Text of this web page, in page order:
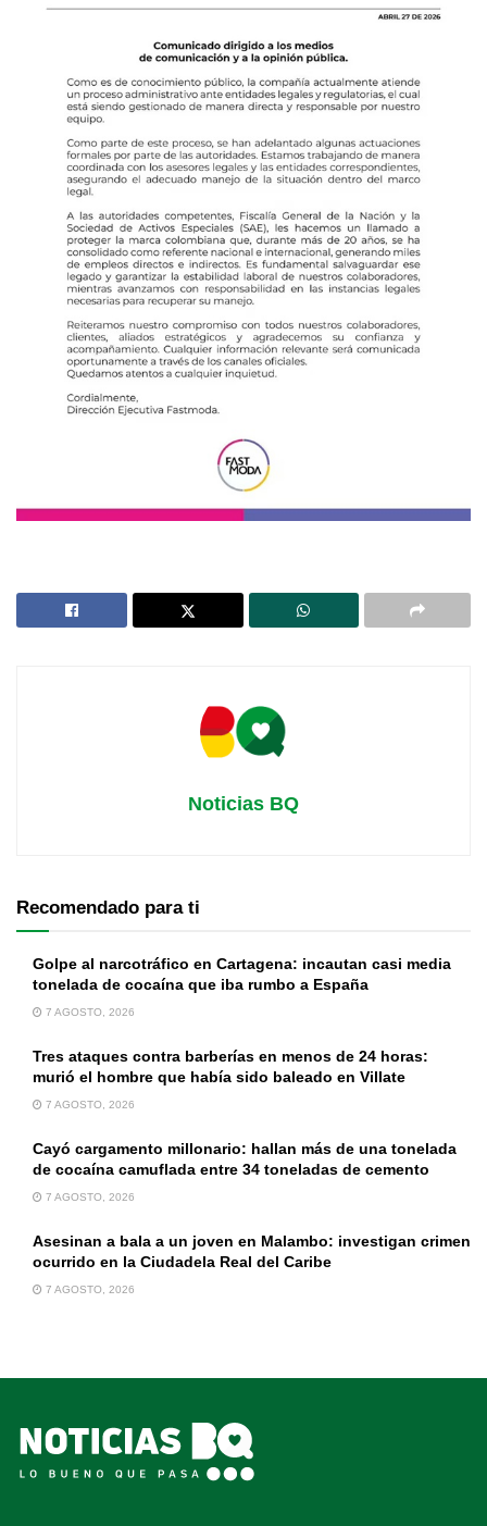
Noticias BQ
Recomendado para ti
Golpe al narcotráfico en Cartagena: incautan casi media
tonelada de cocaína que iba rumbo a España
7 AGOSTO, 2026
Tres ataques contra barberías en menos de 24 horas:
murió el hombre que había sido baleado en Villate
7 AGOSTO, 2026
Cayó cargamento millonario: hallan más de una tonelada
de cocaína camuflada entre 34 toneladas de cemento
7 AGOSTO, 2026
Asesinan a bala a un joven en Malambo: investigan crimen
ocurrido en la Ciudadela Real del Caribe
7 AGOSTO, 2026